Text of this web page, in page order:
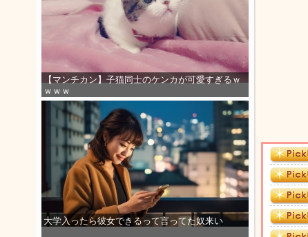
【マンチカン】子猫同士のケンカが可愛すぎるｗ
ｗｗｗ
大学入ったら彼女できるって言ってた奴来い